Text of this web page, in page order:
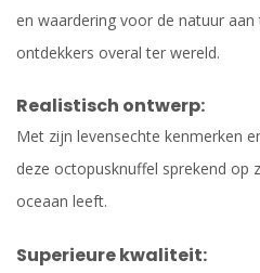
en waardering voor de natuur
ontdekkers overal ter wereld.
Realistisch ontwerp:
Met zijn levensechte kenmerken
deze octopusknuffel sprekend op
oceaan leeft.
Superieure kwaliteit: